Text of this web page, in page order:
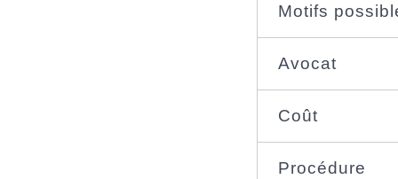
Motifs
Avocat
Coût
Procédure